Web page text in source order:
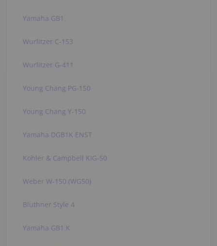
Yamaha GB1
Wurlitzer C-153
Wurlitzer G-411
Young Chang PG-150
Young Chang Y-150
Yamaha DGB1K ENST
Kohler & Campbell KIG-50
Weber W-150 (WG50)
Bluthner Style 4
Yamaha GB1 K